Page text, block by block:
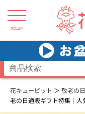
メニュー
花キューピット 敬老の
老の日通販ギフト特集｜